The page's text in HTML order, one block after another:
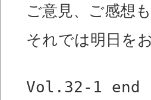
ご意見、ご感想
それでは明日を
Vol.32-1 end